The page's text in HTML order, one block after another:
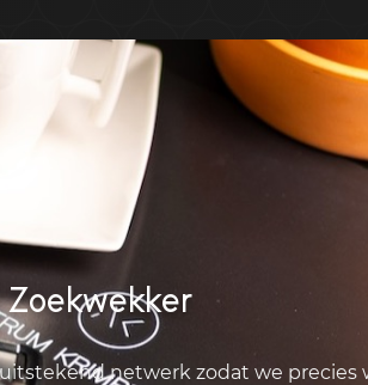
Zoekwekker
netwerk zodat we